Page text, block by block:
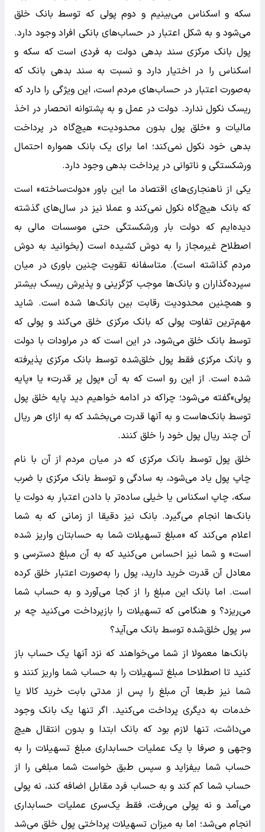
سکه و اسکناس می‌بینیم و دوم پولی که توسط بانک خلق
می‌شود و به شکل اعتبار در حساب‌های بانکی افراد وجود دارد.
پول بانک مرکزی سند بدهی دولت به فردی است که سکه و
اسکناس را در اختیار دارد و نسبت به سند بدهی بانک که
به‌صورت اعتبار در حساب‌های مردم است، این ویژگی را دارد که
ریسک نکول ندارد. دولت در عمل و به پشتوانه انحصار در اخذ
مالیات و «خلق پول بدون محدودیت» هیچ‌گاه در پرداخت
بدهی خود نکول نمی‌کند؛ اما برای یک بانک همواره احتمال
ورشکستگی و ناتوانی در پرداخت بدهی وجود دارد.
یکی از ناهنجاری‌های اقتصاد ما این باور «دولت‌ساخته» است
که بانک هیچ‌گاه نکول نمی‌کند و عملا نیز در سال‌های گذشته
دیده‌ایم که دولت بار ورشکستگی حتی موسسات مالی به
اصطلاح غیرمجاز را به دوش کشیده است (بخوانید به دوش
مردم گذاشته است). متاسفانه تقویت چنین باوری در میان
سپرده‌گذاران و بانک‌ها موجب کژگزینی و پذیرش ریسک بیشتر
و همچنین محدودیت رقابت بین بانک‌ها شده است. شاید
مهم‌ترین تفاوت پولی که بانک مرکزی خلق می‌کند و پولی که
توسط بانک خلق می‌شود، در این است که در مراودات با دولت
و بانک مرکزی فقط پول خلق‌شده توسط بانک مرکزی پذیرفته
شده است. از این رو است که به آن «پول پر قدرت» یا «پایه
پولی»گفته می‌شود؛ چراکه در ادامه خواهیم دید پایه خلق پول
توسط بانک‌هاست و به آنها قدرت می‌بخشد که به ازای هر ریال
آن چند ریال پول خود را خلق کنند.
خلق پول توسط بانک مرکزی که در میان مردم از آن با نام
چاپ پول یاد می‌شود، به سادگی و توسط بانک مرکزی با ضرب
سکه، چاپ اسکناس یا خیلی ساده‌تر با دادن اعتبار به دولت یا
بانک‌ها انجام می‌گیرد. بانک نیز دقیقا از زمانی که به شما
اعلام می‌کند که «مبلغ تسهیلات شما به حسابتان واریز شده
است» و شما نیز احساس می‌کنید که به آن مبلغ دسترسی و
معادل آن قدرت خرید دارید، پول را به‌صورت اعتبار خلق کرده
است. اما بانک این مبلغ را از کجا می‌آورد و به حساب شما
می‌ریزد؟ و هنگامی که تسهیلات را بازپرداخت می‌کنید چه بر
سر پول خلق‌شده توسط بانک می‌آید؟
بانک‌ها معمولا از شما می‌خواهند که نزد آنها یک حساب باز
کنید تا اصطلاحا مبلغ تسهیلات را به حساب شما واریز کنند و
شما نیز طبعا آن مبلغ را پس از مدتی بابت خرید کالا یا
خدمات به دیگری پرداخت می‌کنید. اگر تنها یک بانک وجود
می‌داشت، تنها لازم بود که بانک ابتدا و بدون انتقال هیچ
وجهی و صرفا با یک عملیات حسابداری مبلغ تسهیلات را به
حساب شما بیفزاید و سپس طبق خواست شما مبلغی را از
حساب شما کم کند و به حساب فرد مقابل اضافه کند، نه پولی
می‌آمد و نه پولی می‌رفت، فقط یک‌سری عملیات حسابداری
انجام می‌شد؛ اما به میزان تسهیلات پرداختی پول خلق می‌شد